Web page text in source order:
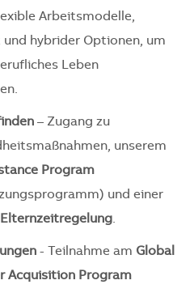
Arbeitsmodelle,
hybrider Optionen, um
Leben
– Zugang zu
unserem
Program
und einer
.
- Teilnahme am Global
Acquisition Program